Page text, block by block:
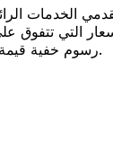
التي تتفوق
رسوم خفية قيمة أكبر على كل عملية تحويل.